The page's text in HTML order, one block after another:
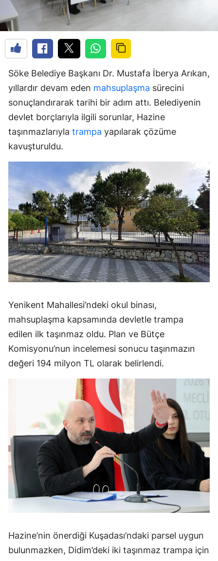
Söke Belediye Başkanı Dr. Mustafa İberya Arıkan,
yıllardır devam eden mahsuplaşma sürecini
sonuçlandırarak tarihi bir adım attı. Belediyenin
devlet borçlarıyla ilgili sorunlar, Hazine
taşınmazlarıyla trampa yapılarak çözüme
kavuşturuldu.
Yenikent Mahallesi’ndeki okul binası,
mahsuplaşma kapsamında devletle trampa
edilen ilk taşınmaz oldu. Plan ve Bütçe
Komisyonu’nun incelemesi sonucu taşınmazın
değeri 194 milyon TL olarak belirlendi.
Hazine’nin önerdiği Kuşadası’ndaki parsel uygun
bulunmazken, Didim’deki iki taşınmaz trampa için